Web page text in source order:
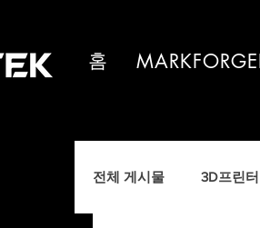
홈
전체 게시물 3D프린